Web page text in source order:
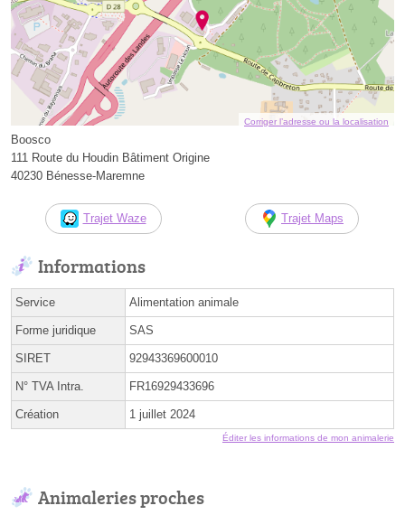
Corriger l’adresse ou la localisation
Boosco
111 Route du Houdin Bâtiment Origine
40230 Bénesse-Maremne
Trajet Waze Trajet Maps
Informations
Service Alimentation animale
Forme juridique SAS
SIRET 92943369600010
N° TVA Intra. FR16929433696
Création 1 juillet 2024
Éditer les informations de mon animalerie
Animaleries proches